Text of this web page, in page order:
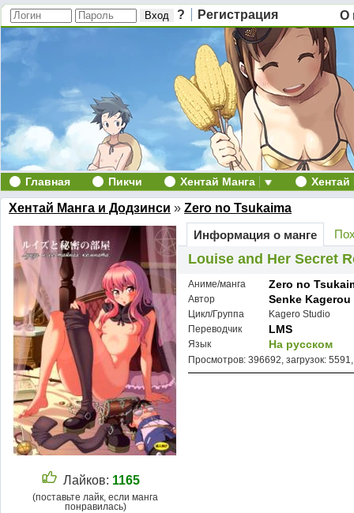
? Регистрация О
Главная Пикчи Хентай Манга
Хентай Манга и Додзинси » Zero no Tsukaima
Лайков: 1165
(поставьте лайк, если манга
понравилась)
Информация о манге
Louise and Her Secret
Аниме/манга Zero no
Автор Senke Kagerou
Цикл/Группа
Kagero Studio
Переводчик
LMS
Язык На русском
Просмотров: 396692, загрузок: